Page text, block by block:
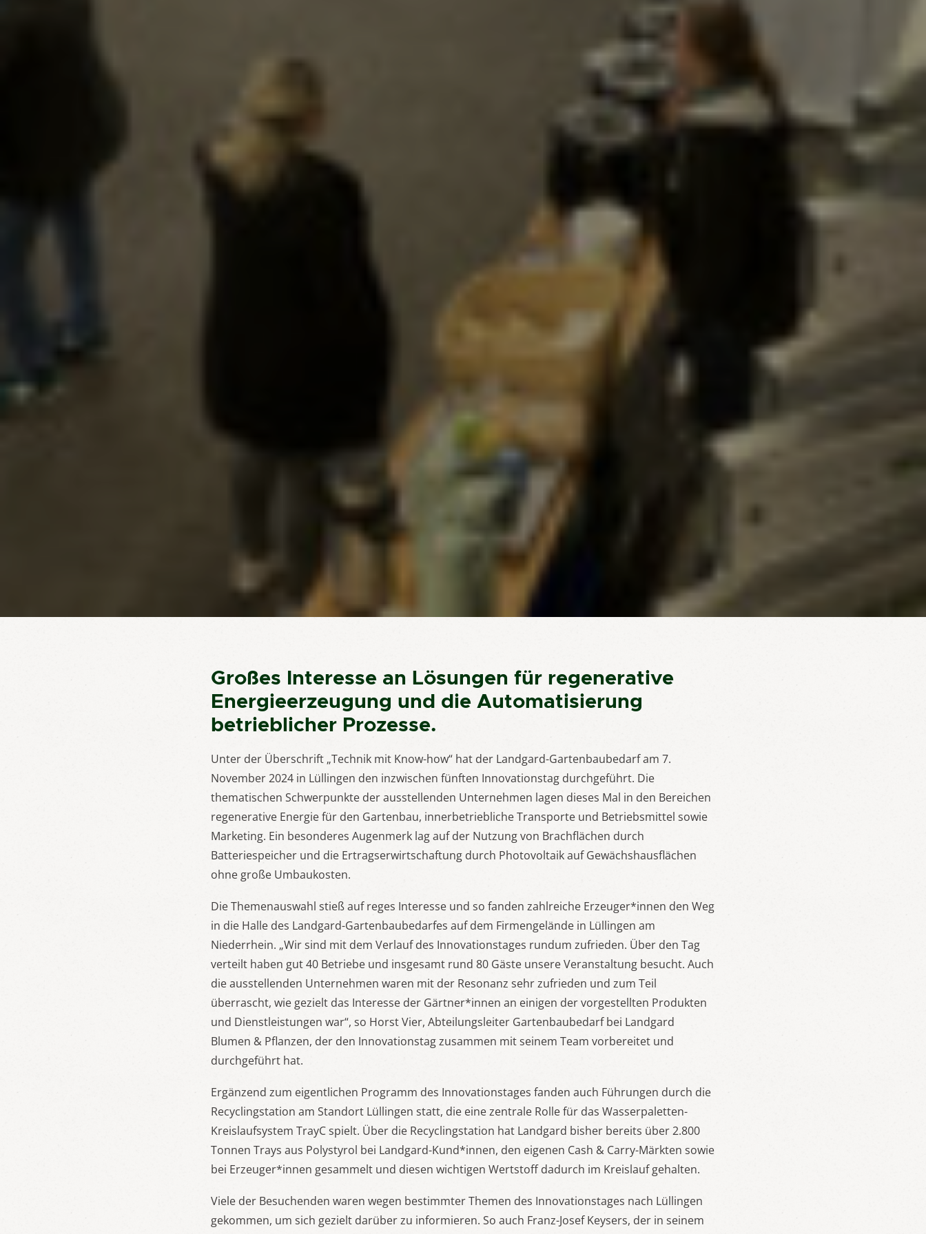
Großes Interesse an Lösungen für regenerative
Energieerzeugung und die Automatisierung
betrieblicher Prozesse.
Unter der Überschrift „Technik mit Know-how“ hat der Landgard-Gartenbaubedarf am 7.
November 2024 in Lüllingen den inzwischen fünften Innovationstag durchgeführt. Die
thematischen Schwerpunkte der ausstellenden Unternehmen lagen dieses Mal in den Bereichen
regenerative Energie für den Gartenbau, innerbetriebliche Transporte und Betriebsmittel sowie
Marketing. Ein besonderes Augenmerk lag auf der Nutzung von Brachflächen durch
Batteriespeicher und die Ertragserwirtschaftung durch Photovoltaik auf Gewächshausflächen
ohne große Umbaukosten.
Die Themenauswahl stieß auf reges Interesse und so fanden zahlreiche Erzeuger*innen den Weg
in die Halle des Landgard-Gartenbaubedarfes auf dem Firmengelände in Lüllingen am
Niederrhein. „Wir sind mit dem Verlauf des Innovationstages rundum zufrieden. Über den Tag
verteilt haben gut 40 Betriebe und insgesamt rund 80 Gäste unsere Veranstaltung besucht. Auch
die ausstellenden Unternehmen waren mit der Resonanz sehr zufrieden und zum Teil
überrascht, wie gezielt das Interesse der Gärtner*innen an einigen der vorgestellten Produkten
und Dienstleistungen war“, so Horst Vier, Abteilungsleiter Gartenbaubedarf bei Landgard
Blumen & Pflanzen, der den Innovationstag zusammen mit seinem Team vorbereitet und
durchgeführt hat.
Ergänzend zum eigentlichen Programm des Innovationstages fanden auch Führungen durch die
Recyclingstation am Standort Lüllingen statt, die eine zentrale Rolle für das Wasserpaletten-
Kreislaufsystem TrayC spielt. Über die Recyclingstation hat Landgard bisher bereits über 2.800
Tonnen Trays aus Polystyrol bei Landgard-Kund*innen, den eigenen Cash & Carry-Märkten sowie
bei Erzeuger*innen gesammelt und diesen wichtigen Wertstoff dadurch im Kreislauf gehalten.
Viele der Besuchenden waren wegen bestimmter Themen des Innovationstages nach Lüllingen
gekommen, um sich gezielt darüber zu informieren. So auch Franz-Josef Keysers, der in seinem